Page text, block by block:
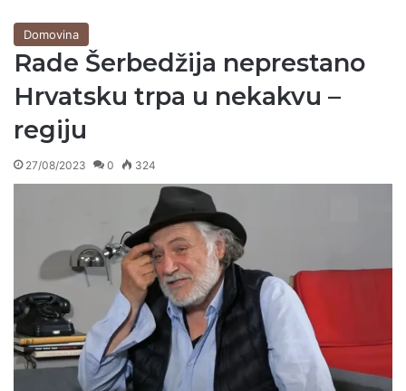
Domovina
Rade Šerbedžija neprestano
Hrvatsku trpa u nekakvu –
regiju
27/08/2023 0 324